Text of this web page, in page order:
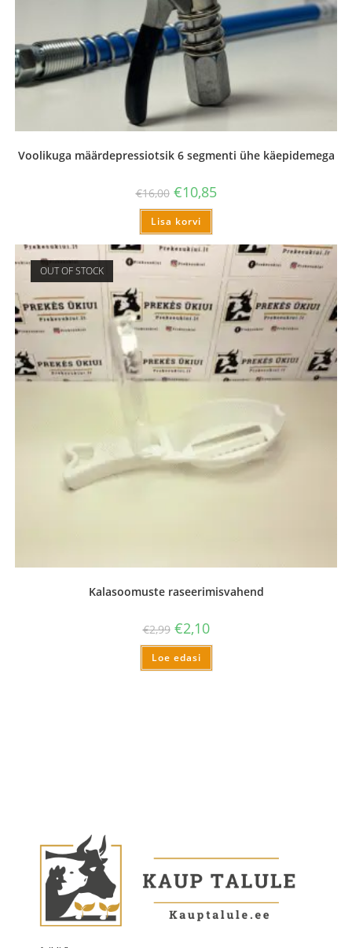
Voolikuga määrdepressiotsik 6 segmenti ühe käepidemega
€16,00 €10,85
Lisa korvi
OUT OF STOCK
Kalasoomuste raseerimisvahend
€2,99 €2,10
Loe edasi